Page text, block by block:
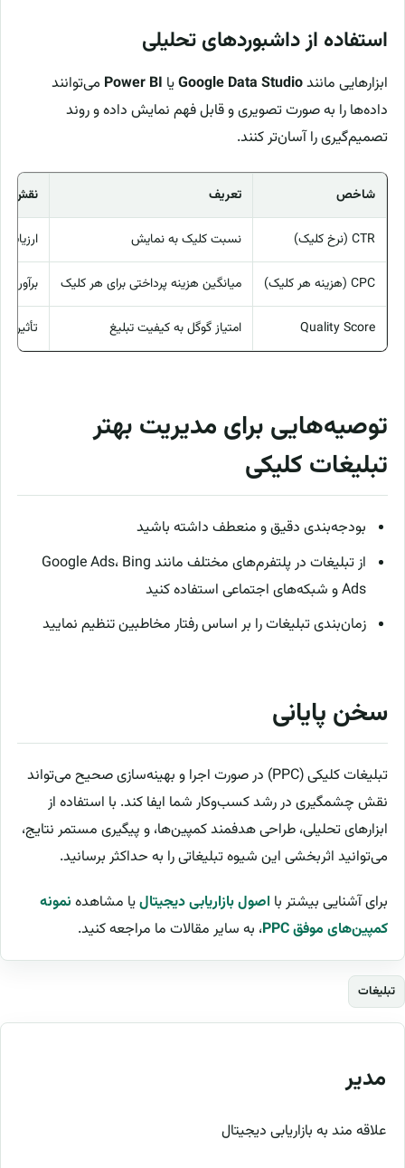
استفاده از داشبوردهای تحلیلی
ابزارهایی مانندGoogle Data Studioیا Power BI می‌توانند
داده‌ها را به صورت تصویری و قابل فهم نمایش داده و روند
تصمیم‌گیری را آسان‌تر کنند.
شاخص تعریف نقش
CTR (نرخ کلیک) نسبت کلیک به نمایش
CPC (هزینه هر کلیک) میانگین هزینه پرداختی برای هر کلیک برآورد
Quality Score امتیاز گوگل به کیفیت تبلیغ تأثیر
توصیه‌هایی برای مدیریت بهتر
تبلیغات کلیکی
بودجه‌بندی دقیق و منعطف داشته باشید
از تبلیغات در پلتفرم‌های مختلف مانند Google Ads، Bing
Ads و شبکه‌های اجتماعی استفاده کنید
زمان‌بندی تبلیغات را بر اساس رفتار مخاطبین تنظیم نمایید
سخن پایانی
تبلیغات کلیکی (PPC) در صورت اجرا و بهینه‌سازی صحیح می‌تواند
نقش چشمگیری در رشد کسب‌وکار شما ایفا کند. با استفاده از
ابزارهای تحلیلی، طراحی هدفمند کمپین‌ها، و پیگیری مستمر نتایج،
می‌توانید اثربخشی این شیوه تبلیغاتی را به حداکثر برسانید.
برای آشنایی بیشتر با اصول بازاریابی دیجیتالیا مشاهده نمونه
کمپین‌های موفق PPC
، به سایر مقالات ما مراجعه کنید.
تبلیغات
مدیر
علاقه مند به بازاریابی دیجیتال